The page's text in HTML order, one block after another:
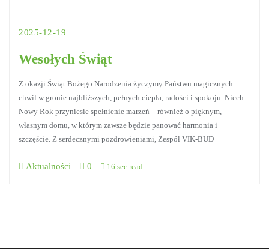
2025-12-19
Wesołych Świąt
Z okazji Świąt Bożego Narodzenia życzymy Państwu magicznych
chwil w gronie najbliższych, pełnych ciepła, radości i spokoju. Niech
Nowy Rok przyniesie spełnienie marzeń – również o pięknym,
własnym domu, w którym zawsze będzie panować harmonia i
szczęście. Z serdecznymi pozdrowieniami, Zespół VIK-BUD
Aktualności 0 16 sec read